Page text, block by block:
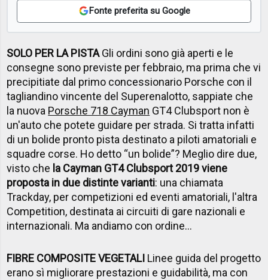
Fonte preferita su Google
SOLO PER LA PISTAGli ordini sono già aperti e le
consegne sono previste per febbraio, ma prima che vi
precipitiate dal primo concessionario Porsche con il
tagliandino vincente del Superenalotto, sappiate che
la nuova Porsche 718 Cayman GT4 Clubsport non è
un'auto che potete guidare per strada. Si tratta infatti
di un bolide pronto pista destinato a piloti amatoriali e
squadre corse. Ho detto “un bolide”? Meglio dire due,
visto che la Cayman GT4 Clubsport 2019 viene
proposta in due distinte varianti: una chiamata
Trackday, per competizioni ed eventi amatoriali, l'altra
Competition, destinata ai circuiti di gare nazionali e
internazionali. Ma andiamo con ordine...
FIBRE COMPOSITE VEGETALI Linee guida del progetto
erano sì migliorare prestazioni e guidabilità, ma con